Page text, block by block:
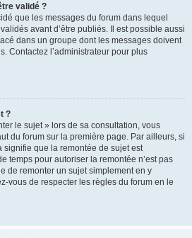
validé ?
que les messages du forum dans lequel
avant d’être publiés. Il est possible aussi
dans un groupe dont les messages doivent
Contactez l’administrateur pour plus
?
le sujet » lors de sa consultation, vous
du forum sur la première page. Par ailleurs, si
signifie que la remontée de sujet est
temps pour autoriser la remontée n’est pas
de remonter un sujet simplement en y
vous de respecter les règles du forum en le